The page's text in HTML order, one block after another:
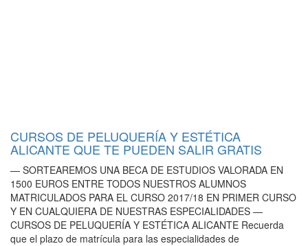
CURSOS DE PELUQUERÍA Y ESTÉTICA
ALICANTE QUE TE PUEDEN SALIR GRATIS
— SORTEAREMOS UNA BECA DE ESTUDIOS VALORADA EN
1500 EUROS ENTRE TODOS NUESTROS ALUMNOS
MATRICULADOS PARA EL CURSO 2017/18 EN PRIMER CURSO
Y EN CUALQUIERA DE NUESTRAS ESPECIALIDADES —
CURSOS DE PELUQUERÍA Y ESTÉTICA ALICANTE Recuerda
que el plazo de matrícula para las especialidades de